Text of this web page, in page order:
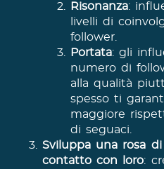
Risonanza:
livelli di
follower.
Portata: gli
numero di
alla qualità
spesso ti
maggiore
di seguaci.
Sviluppa una rosa
contatto con loro: